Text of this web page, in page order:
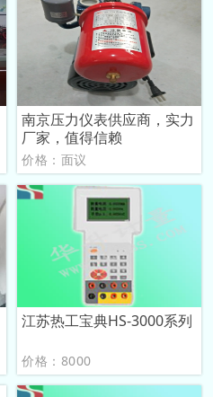
南京压力仪表供应商，实力
厂家，值得信赖
价格：面议
江苏热工宝典HS-3000系列
价格：8000